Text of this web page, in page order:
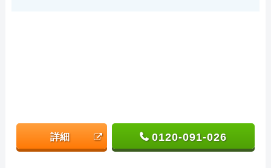
詳細 0120-091-026